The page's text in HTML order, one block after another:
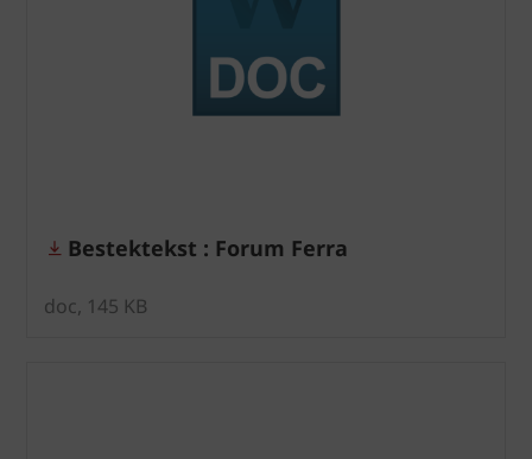
Bestektekst : Forum Ferra
doc, 145 KB